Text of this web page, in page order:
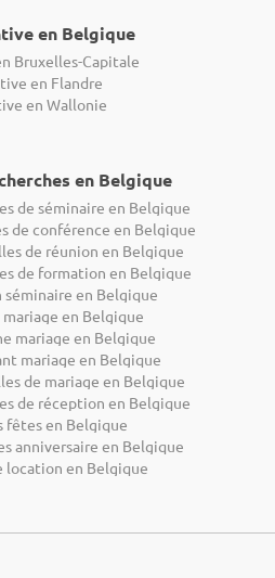
en Belgique
Bruxelles-Capitale
en Flandre
en Wallonie
en Belgique
de séminaire en Belgique
de conférence en Belgique
de réunion en Belgique
de formation en Belgique
séminaire en Belgique
mariage en Belgique
mariage en Belgique
mariage en Belgique
de mariage en Belgique
de réception en Belgique
fêtes en Belgique
anniversaire en Belgique
location en Belgique